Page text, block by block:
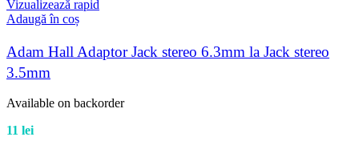
Vizualizează rapid
Adaugă în coș
Adam Hall Adaptor Jack stereo 6.3mm la Jack stereo
3.5mm
Available on backorder
11 lei